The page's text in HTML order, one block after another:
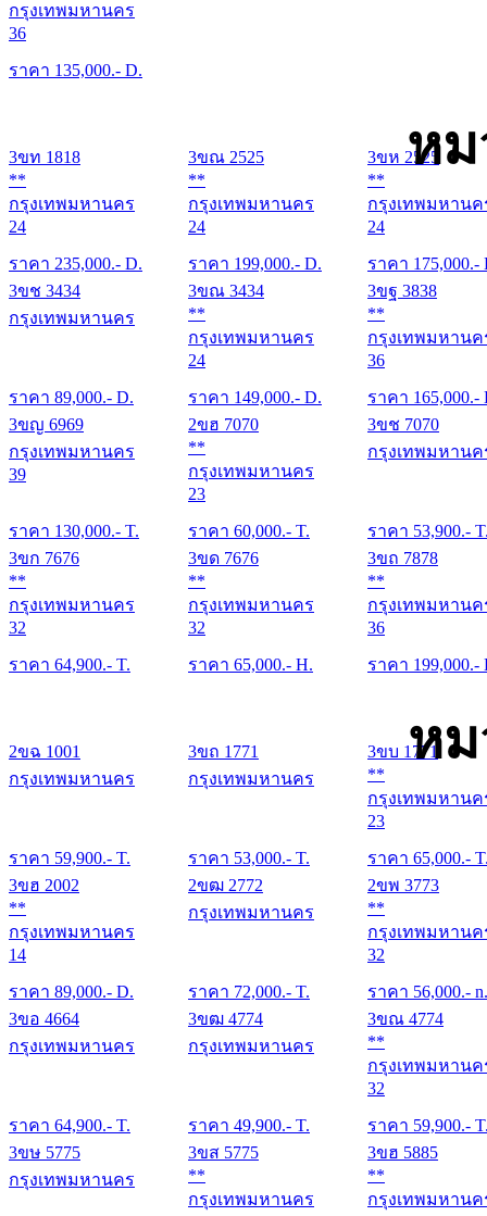
กรุงเทพมหานคร
36
ราคา 135,000.- D.
หม
3ขท 1818
**
กรุงเทพมหานคร
24
ราคา 235,000.- D.
3ขณ 2525
**
กรุงเทพมหานคร
24
ราคา 199,000.- D.
3ขห 2525
**
กรุงเทพมหานค
24
ราคา 175,000.-
3ขช 3434
กรุงเทพมหานคร
ราคา 89,000.- D.
3ขณ 3434
**
กรุงเทพมหานคร
24
ราคา 149,000.- D.
3ขฐ 3838
**
กรุงเทพมหานค
36
ราคา 165,000.-
3ขญ 6969
กรุงเทพมหานคร
39
ราคา 130,000.- T.
2ขฮ 7070
**
กรุงเทพมหานคร
23
ราคา 60,000.- T.
3ขช 7070
กรุงเทพมหานค
ราคา 53,900.-
3ขก 7676
**
กรุงเทพมหานคร
32
ราคา 64,900.- T.
3ขด 7676
**
กรุงเทพมหานคร
32
ราคา 65,000.- H.
3ขถ 7878
**
กรุงเทพมหานค
36
ราคา 199,000.-
หม
2ขฉ 1001
กรุงเทพมหานคร
ราคา 59,900.- T.
3ขถ 1771
กรุงเทพมหานคร
ราคา 53,000.- T.
3ขบ 1771
**
กรุงเทพมหานค
23
ราคา 65,000.-
3ขฮ 2002
**
กรุงเทพมหานคร
14
ราคา 89,000.- D.
2ขฒ 2772
กรุงเทพมหานคร
ราคา 72,000.- T.
2ขพ 3773
**
กรุงเทพมหานค
32
ราคา 56,000.- n.
3ขอ 4664
กรุงเทพมหานคร
ราคา 64,900.- T.
3ขฒ 4774
กรุงเทพมหานคร
ราคา 49,900.- T.
3ขณ 4774
**
กรุงเทพมหานค
32
ราคา 59,900.-
3ขษ 5775
กรุงเทพมหานคร
3ขส 5775
**
กรุงเทพมหานคร
3ขฮ 5885
**
กรุงเทพมหานค